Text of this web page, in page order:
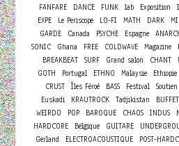
FANFARE
DANCE FUNK lab Exposition
EXPE
Le Periscope LO-FI MATH DARK
GARDE
Canada PSYCHE Espagne
SONIC
Ghana FREE COLDWAVE Magazine
BREAKBEAT
SURF Grand salon CHANT
GOTH
Portugal ETHNO Malaysie Ethiopie
CRUST
Îles Féroé BASS Festival Soutien
Euskadi
KRAUTROCK Tadjikistan
WEIRDO
POP BAROQUE CHAOS INDUS
HARDCORE
Belgique GUITARE
Gerland
ELECTROACOUSTIQUE POST-